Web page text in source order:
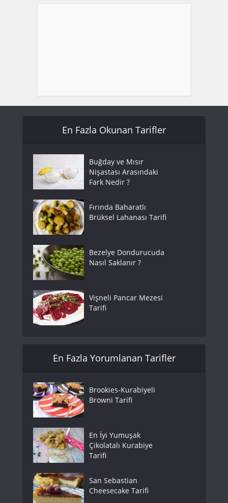
En Fazla Okunan Tarifler
Buğday ve Mısır
Nişastası Arasındaki
Fark Nedir ?
Fırında Baharatlı
Brüksel Lahanası Tarifi
Bezelye Dondurucuda
Nasıl Saklanır ?
Vişneli Pancar Mezesi
Tarifi
En Fazla Yorumlanan Tarifler
Brookies-Kurabiyeli
Browni Tarifi
En İyi Yumuşak
Çikolatalı Kurabiye
Tarifi
San Sebastian
Cheesecake Tarifi